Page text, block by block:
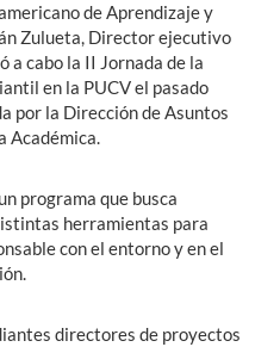
de Aprendizaje y
Zulueta, Director ejecutivo
a cabo la II Jornada de la
en la PUCV el pasado
por la Dirección de Asuntos
Académica.
programa que busca
herramientas para
con el entorno y en el
directores de proyectos